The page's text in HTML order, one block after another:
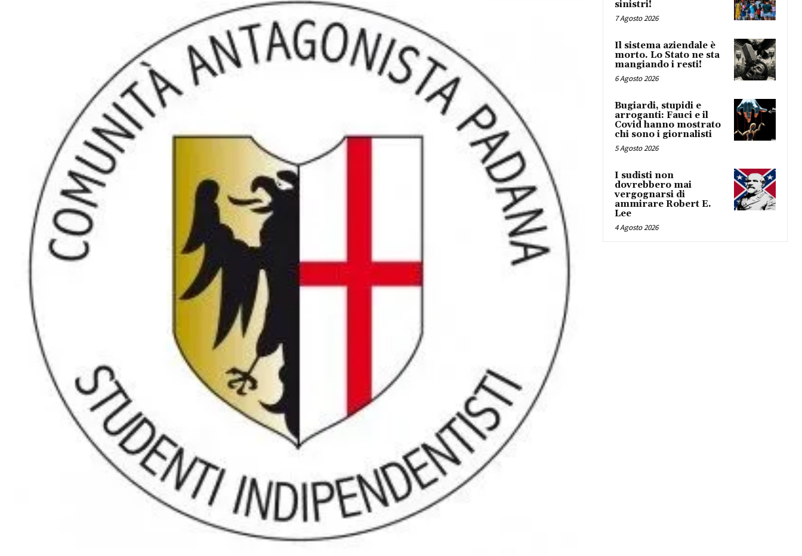
sinistri!
7 Agosto 2026
Il sistema aziendale è
morto. Lo Stato ne sta
mangiando i resti!
6 Agosto 2026
Bugiardi, stupidi e
arroganti: Fauci e il
Covid hanno mostrato
chi sono i giornalisti
5 Agosto 2026
I sudisti non
dovrebbero mai
vergognarsi di
ammirare Robert E.
Lee
4 Agosto 2026